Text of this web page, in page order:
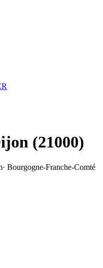
(21000)
· Bourgogne-Franche-Comté